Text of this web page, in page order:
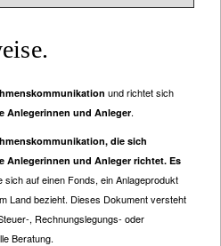
und richtet sich
Anlegerinnen und Anleger.
die sich
Anlegerinnen und Anleger richtet. Es
sich auf einen Fonds, ein Anlageprodukt
Land bezieht. Dieses Dokument versteht
, Rechnungslegungs- oder
Beratung.